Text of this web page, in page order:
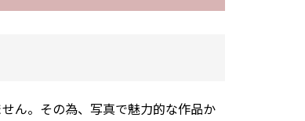
ん。その為、写真で魅力的な作品か